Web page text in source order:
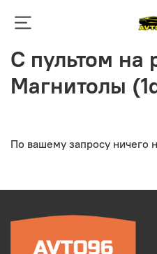
С пультом на
Магнитолы
По вашему запросу ничего